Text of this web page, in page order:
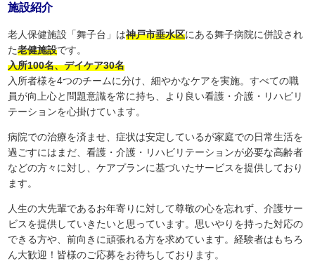
施設紹介
老人保健施設「舞子台」は神戸市垂水区にある舞子病院に併設され
た老健施設です。
入所100名、デイケア30名
入所者様を4つのチームに分け、細やかなケアを実施。すべての職
員が向上心と問題意識を常に持ち、より良い看護・介護・リハビリ
テーションを心掛けています。
病院での治療を済ませ、症状は安定しているが家庭での日常生活を
過ごすにはまだ、看護・介護・リハビリテーションが必要な高齢者
などの方々に対し、ケアプランに基づいたサービスを提供しており
ます。
人生の大先輩であるお年寄りに対して尊敬の心を忘れず、介護サー
ビスを提供していきたいと思っています。思いやりを持った対応の
できる方や、前向きに頑張れる方を求めています。経験者はもちろ
ん大歓迎！皆様のご応募をお待ちしております。